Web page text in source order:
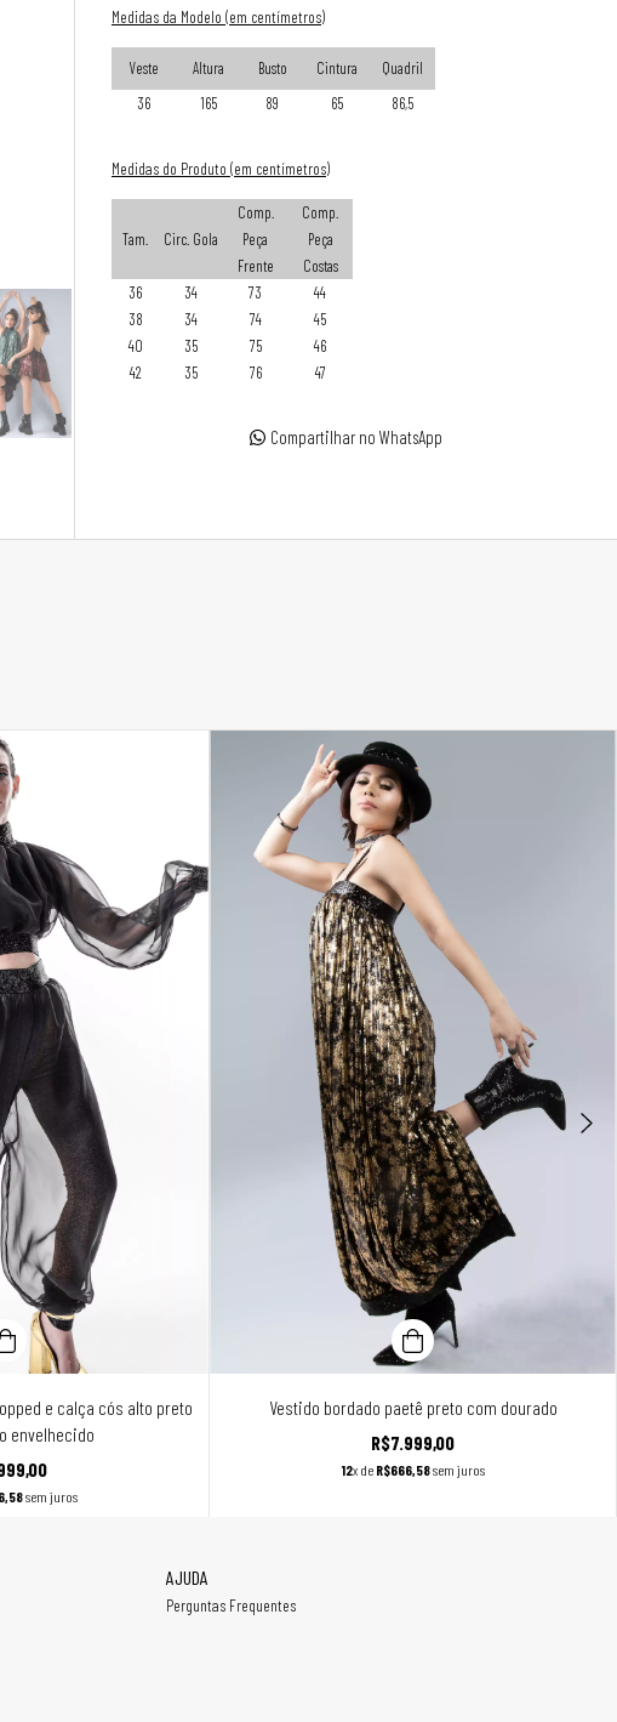
Medidas da Modelo (em centímetros)
Veste Altura Busto Cintura
Quadril
36
165 89 65 86,5
Medidas do Produto (em centímetros)
Tam. Circ. Gola
Comp.
Peça
Frente
Comp.
Peça
Costas
36
34 73
44
38
34 74
45
40
35 75
46
42
35 76 47
Compartilhar no WhatsApp
e calça cós alto preto
envelhecido
sem juros
Vestido bordado paetê preto com dourado
R$7.999,00
12x de R$666,58sem juros
AJUDA
Perguntas Frequentes